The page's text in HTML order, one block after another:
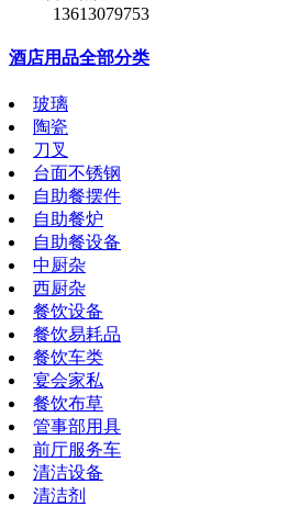
13613079753
酒店用品全部分类
玻璃
陶瓷
刀叉
台面不锈钢
自助餐摆件
自助餐炉
自助餐设备
中厨杂
西厨杂
餐饮设备
餐饮易耗品
餐饮车类
宴会家私
餐饮布草
管事部用具
前厅服务车
清洁设备
清洁剂